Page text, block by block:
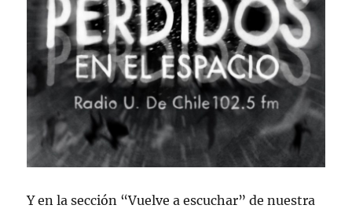
Y en la sección “Vuelve a escuchar” de nuestra